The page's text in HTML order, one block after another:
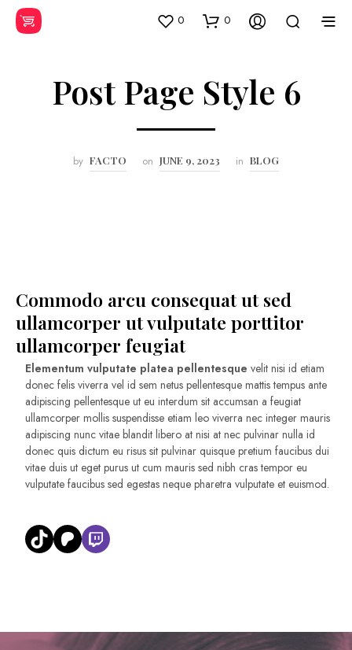
0 0
Post Page Style 6
by FACTO on JUNE 9, 2023 in BLOG
Commodo arcu consequat ut sed
ullamcorper ut vulputate porttitor
ullamcorper feugiat
Elementum vulputate platea pellentesque velit nisi id etiam
donec felis viverra vel id sem netus pellentesque mattis tempus ante
adipiscing pellentesque ut eu interdum sit accumsan a feugiat
ullamcorper mollis suspendisse etiam leo viverra nec integer mauris
adipiscing nunc vitae blandit libero at nisi at nec pulvinar nulla id
donec quis dictum eu risus sit pulvinar quisque pretium faucibus dui
vitae duis ut eget purus ut cum mauris sed nibh cras tempor eu
vulputate faucibus sed egestas neque pharetra vulputate et euismod.
TikTok Patreon Twitch